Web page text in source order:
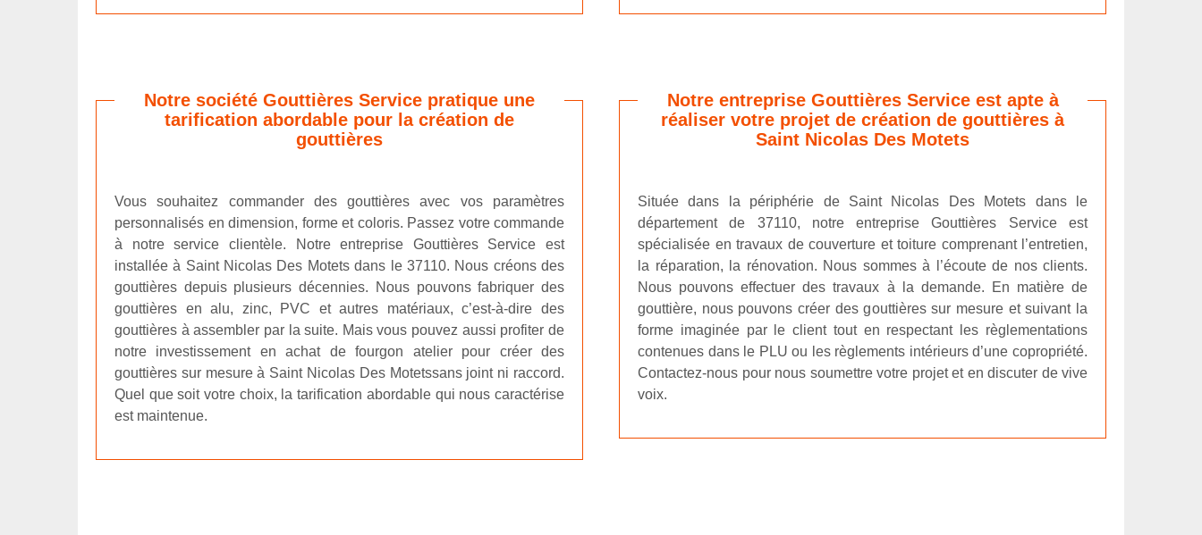
Notre société Gouttières Service pratique une
tarification abordable pour la création de
gouttières
Vous souhaitez commander des gouttières avec vos paramètres
personnalisés en dimension, forme et coloris. Passez votre commande
à notre service clientèle. Notre entreprise Gouttières Service est
installée à Saint Nicolas Des Motets dans le 37110. Nous créons des
gouttières depuis plusieurs décennies. Nous pouvons fabriquer des
gouttières en alu, zinc, PVC et autres matériaux, c’est-à-dire des
gouttières à assembler par la suite. Mais vous pouvez aussi profiter de
notre investissement en achat de fourgon atelier pour créer des
gouttières sur mesure à Saint Nicolas Des Motetssans joint ni raccord.
Quel que soit votre choix, la tarification abordable qui nous caractérise
est maintenue.
Notre entreprise Gouttières Service est apte à
réaliser votre projet de création de gouttières à
Saint Nicolas Des Motets
Située dans la périphérie de Saint Nicolas Des Motets dans le
département de 37110, notre entreprise Gouttières Service est
spécialisée en travaux de couverture et toiture comprenant l’entretien,
la réparation, la rénovation. Nous sommes à l’écoute de nos clients.
Nous pouvons effectuer des travaux à la demande. En matière de
gouttière, nous pouvons créer des gouttières sur mesure et suivant la
forme imaginée par le client tout en respectant les règlementations
contenues dans le PLU ou les règlements intérieurs d’une copropriété.
Contactez-nous pour nous soumettre votre projet et en discuter de vive
voix.